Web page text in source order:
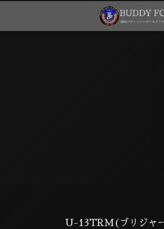
U-13TRM(ブリジャ